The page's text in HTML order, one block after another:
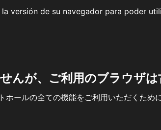
versión de su navegador para poder
んが、ご利用のブラウザ
ホールの全ての機能をご利用いただくため